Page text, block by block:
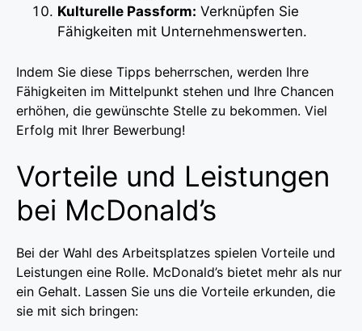
Kulturelle Passform: Verknüpfen Sie
Fähigkeiten mit Unternehmenswerten.
Indem Sie diese Tipps beherrschen, werden Ihre
Fähigkeiten im Mittelpunkt stehen und Ihre Chancen
erhöhen, die gewünschte Stelle zu bekommen. Viel
Erfolg mit Ihrer Bewerbung!
Vorteile und Leistungen
bei McDonald’s
Bei der Wahl des Arbeitsplatzes spielen Vorteile und
Leistungen eine Rolle. McDonald’s bietet mehr als nur
ein Gehalt. Lassen Sie uns die Vorteile erkunden, die
sie mit sich bringen: